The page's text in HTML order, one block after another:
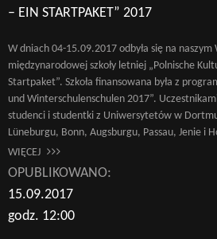
– EIN STARTPAKET” 2017
W dniach 04-15.09.2017 odbyła się na
międzynarodowej szkoły letniej „Polnische
Startpaket”. Szkoła finansowana była z
und Winterschulenschulen 2017”.
studenci i studentki z Uniwersytetów w
Lüneburgu, Bonn, Augsburgu, Passau, Jenie i
WIĘCEJ
OPUBLIKOWANO:
15.09.2017
godz. 12:00